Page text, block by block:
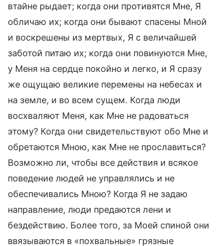
втайне рыдает; когда они противятся Мне, Я
обличаю их; когда они бывают спасены Мной
и воскрешены из мертвых, Я с величайшей
заботой питаю их; когда они повинуются Мне,
у Меня на сердце покойно и легко, и Я сразу
же ощущаю великие перемены на небесах и
на земле, и во всем сущем. Когда люди
восхваляют Меня, как Мне не радоваться
этому? Когда они свидетельствуют обо Мне и
обретаются Мною, как Мне не прославиться?
Возможно ли, чтобы все действия и всякое
поведение людей не управлялись и не
обеспечивались Мною? Когда Я не задаю
направление, люди предаются лени и
бездействию. Более того, за Моей спиной они
ввязываются в «похвальные» грязные